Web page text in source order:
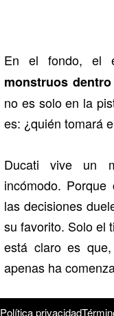
En el fondo, el
monstruos
no es solo en la
es: ¿quién tomará
Ducati vive un
incómodo.
las decisiones
su favorito. Solo el
está claro es
apenas ha
Política privacidad